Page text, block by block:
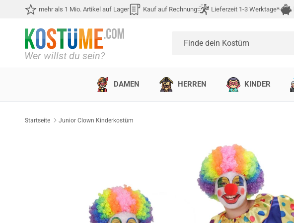
Direkt zum Inhaltmehr als 1 Mio. Artikel auf Lager Kauf auf Rechnung Lieferzeit 1-3 Werktage*
Finde dein Kostüm
DAMEN HERREN KINDER
Startseite Junior Clown Kinderkostüm